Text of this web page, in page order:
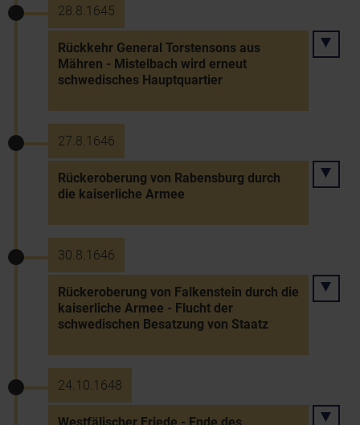
28.8.1645
Rückkehr General Torstensons aus
Mähren - Mistelbach wird erneut
schwedisches Hauptquartier
27.8.1646
Rückeroberung von Rabensburg durch
die kaiserliche Armee
30.8.1646
Rückeroberung von Falkenstein durch die
kaiserliche Armee - Flucht der
schwedischen Besatzung von Staatz
24.10.1648